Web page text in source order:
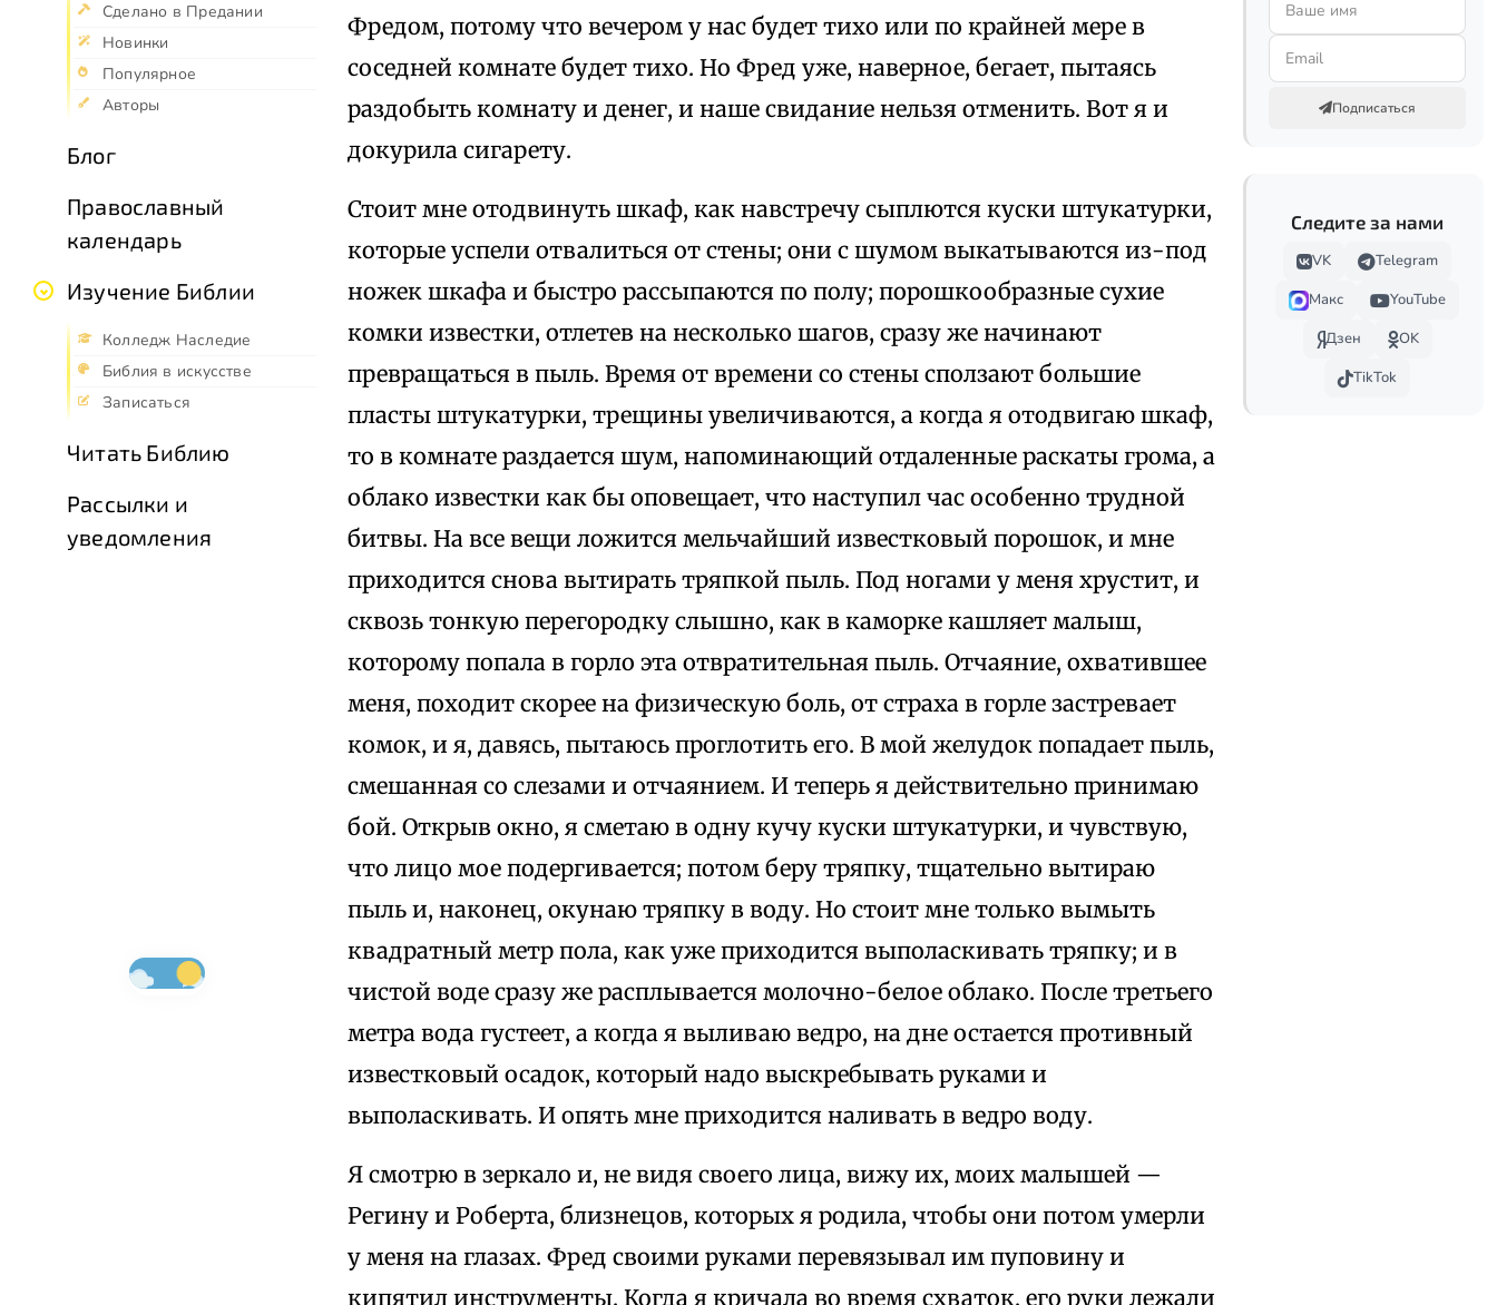
Сделано в Предании
Новинки
Популярное
Авторы
Блог
Православный
календарь
Изучение Библии
Колледж Наследие
Библия в искусстве
Записаться
Читать Библию
Рассылки и
уведомления
Фредом, потому что вечером у нас будет тихо или по крайней мере в
соседней комнате будет тихо. Но Фред уже, наверное, бегает, пытаясь
раздобыть комнату и денег, и наше свидание нельзя отменить. Вот я и
докурила сигарету.
Стоит мне отодвинуть шкаф, как навстречу сыплются куски штукатурки,
которые успели отвалиться от стены; они с шумом выкатываются из-под
ножек шкафа и быстро рассыпаются по полу; порошкообразные сухие
комки известки, отлетев на несколько шагов, сразу же начинают
превращаться в пыль. Время от времени со стены сползают большие
пласты штукатурки, трещины увеличиваются, а когда я отодвигаю шкаф,
то в комнате раздается шум, напоминающий отдаленные раскаты грома, а
облако известки как бы оповещает, что наступил час особенно трудной
битвы. На все вещи ложится мельчайший известковый порошок, и мне
приходится снова вытирать тряпкой пыль. Под ногами у меня хрустит, и
сквозь тонкую перегородку слышно, как в каморке кашляет малыш,
которому попала в горло эта отвратительная пыль. Отчаяние, охватившее
меня, походит скорее на физическую боль, от страха в горле застревает
комок, и я, давясь, пытаюсь проглотить его. В мой желудок попадает пыль,
смешанная со слезами и отчаянием. И теперь я действительно принимаю
бой. Открыв окно, я сметаю в одну кучу куски штукатурки, и чувствую,
что лицо мое подергивается; потом беру тряпку, тщательно вытираю
пыль и, наконец, окунаю тряпку в воду. Но стоит мне только вымыть
квадратный метр пола, как уже приходится выполаскивать тряпку; и в
чистой воде сразу же расплывается молочно-белое облако. После третьего
метра вода густеет, а когда я выливаю ведро, на дне остается противный
известковый осадок, который надо выскребывать руками и
выполаскивать. И опять мне приходится наливать в ведро воду.
Я смотрю в зеркало и, не видя своего лица, вижу их, моих малышей —
Регину и Роберта, близнецов, которых я родила, чтобы они потом умерли
у меня на глазах. Фред своими руками перевязывал им пуповину и
кипятил инструменты. Когда я кричала во время схваток, его руки лежали
Подписаться
Следите за нами
VK
Telegram
Макс
YouTube
Дзен
OK
TikTok